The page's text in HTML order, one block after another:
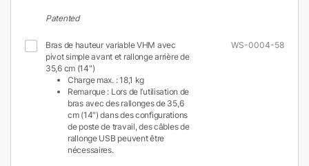
Patented
Bras de hauteur variable VHM avec
pivot simple avant et rallonge arrière de
35,6 cm (14")
Charge max. : 18,1 kg
Remarque : Lors de l’utilisation de
bras avec des rallonges de 35,6
cm (14″) dans des configurations
de poste de travail, des câbles de
rallonge USB peuvent être
nécessaires.
WS-0004-58